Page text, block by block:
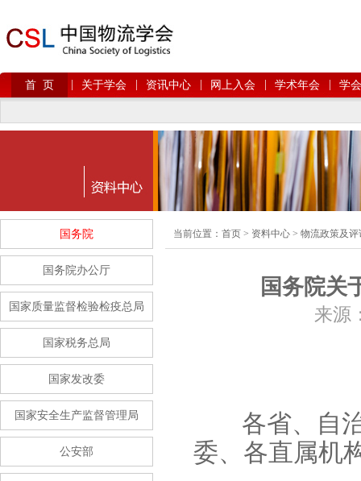
首 页 关于学会 资讯中心 网上入会 学术年会 学
国务院
国务院办公厅
国家质量监督检验检疫总局
国家税务总局
国家发改委
国家安全生产监督管理局
公安部
当前位置： 首页 > 资料中心 > 物流政策及评
国务院关
来源
各省、自
委、各直属机